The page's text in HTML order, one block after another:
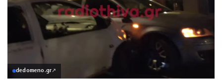
dedomeno.gr↗